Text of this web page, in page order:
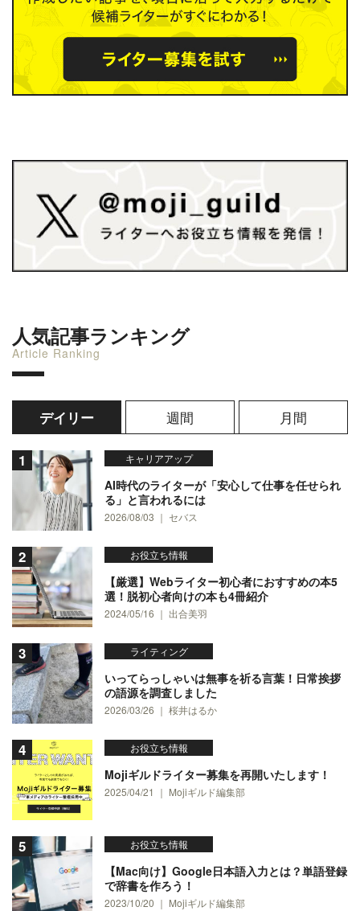
人気記事ランキング
Article Ranking
デイリー 週間 月間
キャリアアップ
AI時代のライターが「安心して仕事を任せられ
る」と言われるには
2026/08/03 ｜ セバス
お役立ち情報
【厳選】Webライター初心者におすすめの本5
選！脱初心者向けの本も4冊紹介
2024/05/16 ｜ 出合美羽
ライティング
いってらっしゃいは無事を祈る言葉！日常挨拶
の語源を調査しました
2026/03/26 ｜ 桜井はるか
お役立ち情報
Mojiギルドライター募集を再開いたします！
2025/04/21 ｜ Mojiギルド編集部
お役立ち情報
【Mac向け】Google日本語入力とは？単語登録
で辞書を作ろう！
2023/10/20 ｜ Mojiギルド編集部